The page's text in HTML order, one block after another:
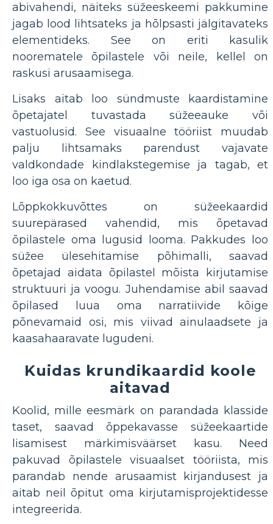
abivahendi, näiteks süžeeskeemi pakkumine
jagab lood lihtsateks ja hõlpsasti jälgitavateks
elementideks. See on eriti kasulik
noorematele õpilastele või neile, kellel on
raskusi arusaamisega.
Lisaks aitab loo sündmuste kaardistamine
õpetajatel tuvastada süžeeauke või
vastuolusid. See visuaalne tööriist muudab
palju lihtsamaks parendust vajavate
valdkondade kindlakstegemise ja tagab, et
loo iga osa on kaetud.
Lõppkokkuvõttes on süžeekaardid
suurepärased vahendid, mis õpetavad
õpilastele oma lugusid looma. Pakkudes loo
süžee ülesehitamise põhimalli, saavad
õpetajad aidata õpilastel mõista kirjutamise
struktuuri ja voogu. Juhendamise abil saavad
õpilased luua oma narratiivide kõige
põnevamaid osi, mis viivad ainulaadsete ja
kaasahaaravate lugudeni.
Kuidas krundikaardid koole
aitavad
Koolid, mille eesmärk on parandada klasside
taset, saavad õppekavasse süžeekaartide
lisamisest märkimisväärset kasu. Need
pakuvad õpilastele visuaalset tööriista, mis
parandab nende arusaamist kirjandusest ja
aitab neil õpitut oma kirjutamisprojektidesse
integreerida.